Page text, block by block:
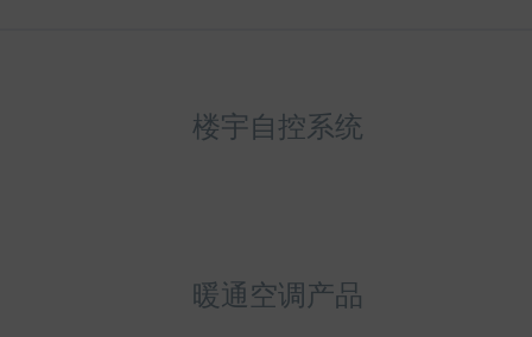
楼宇自控系统
暖通空调产品